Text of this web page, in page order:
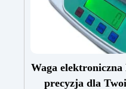
Waga
precyzja dla